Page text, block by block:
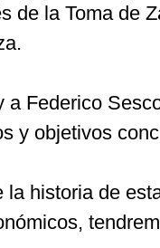
la Toma de
Federico
y objetivos
historia de